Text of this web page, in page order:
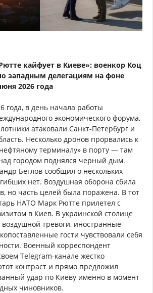
кайфует в Киеве»: военкор Коц
западным делегациям на фоне
2026 года
года, в день начала работы
экономического форума,
атаковали Санкт-Петербург и
Несколько дронов прорвались к
терминалу» в порту — там
городом поднялся черный дым.
Беглов сообщил о нескольких
нет. Воздушная оборона сбила
но часть целей была поражена. В тот
НАТО Марк Рютте прилетел с
в Киев. В украинской столице
тревоги, иностранные
гости чувствовали себя
Военный корреспондент
Telegram-канале жестко
контраст и прямо предложил
удар по Киеву именно в момент
чиновников.